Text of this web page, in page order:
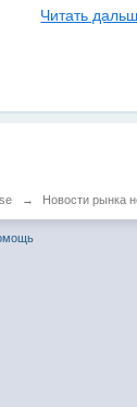
Читать
→ Новости рынка